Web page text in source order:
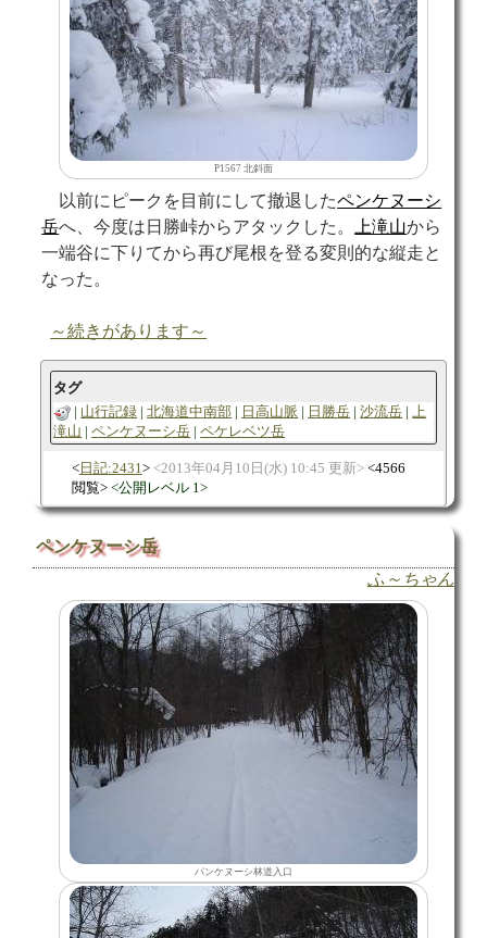
P1567 北斜面
以前にピークを目前にして撤退したペンケヌーシ
岳へ、今度は日勝峠からアタックした。 上滝山から
一端谷に下りてから再び尾根を登る変則的な縦走と
なった。
～続きがあります～
タグ
山行記録
北海道中南部 日高山脈 日勝岳 沙流岳
上
滝山
ペンケヌーシ岳 ペケレベツ岳
日記:2431 2013年04月10日(水) 10:45 更新
4566
閲覧
公開レベル 1
ペンケヌーシ岳
ふ～ちゃん
パンケヌーシ林道入口